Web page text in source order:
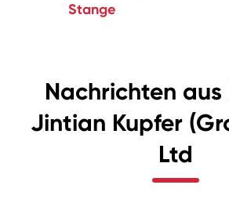
Stange
Nachrichten aus
Jintian Kupfer
Ltd